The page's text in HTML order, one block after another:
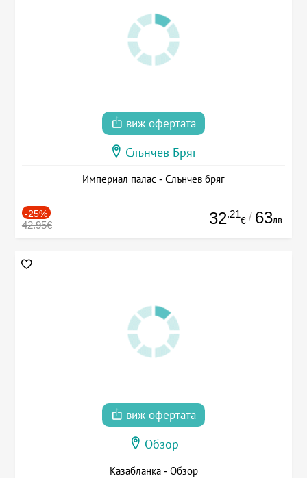
виж офертата
Слънчев Бряг
Империал палас - Слънчев бряг
-25%
42.95€ 32.21
€ / 63лв.
виж офертата
Обзор
Казабланка - Обзор